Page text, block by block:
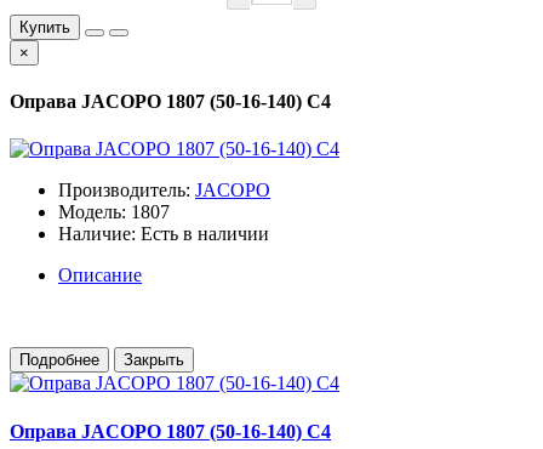
Купить
×
Оправа JACOPO 1807 (50-16-140) C4
Производитель: JACOPO
Модель: 1807
Наличие: Есть в наличии
Описание
Подробнее Закрыть
Оправа JACOPO 1807 (50-16-140) C4